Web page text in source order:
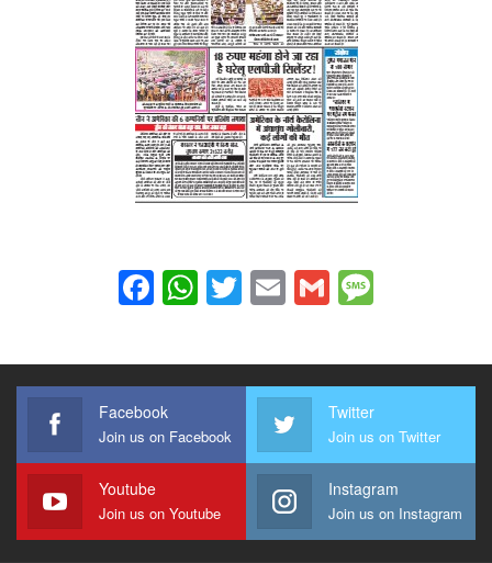
Facebook
WhatsApp
Twitter
EmailGmail
Facebook
Join us on Facebook
Twitter
Join us on Twitter
Youtube
Join us on Youtube
Instagram
Join us on Instagram